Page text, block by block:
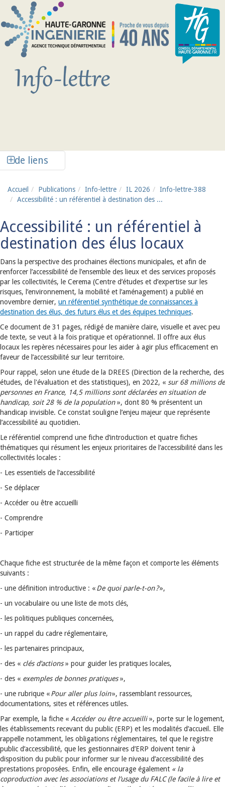
Aller au contenu principal
de liens
Accueil Publications Info-lettre IL 2026
Info-lettre-388
Accessibilité : un référentiel à destination des ...
Accessibilité : un référentiel à
destination des élus locaux
Dans la perspective des prochaines élections municipales, et afin de
renforcer l’accessibilité de l’ensemble des lieux et des services proposés
par les collectivités, le Cerema (Centre d’études et d’expertise sur les
risques, l’environnement, la mobilité et l’aménagement) a publié en
novembre dernier, un référentiel synthétique de connaissances à
destination des élus, des futurs élus et des équipes techniques.
Ce document de 31 pages, rédigé de manière claire, visuelle et avec peu
de texte, se veut à la fois pratique et opérationnel. Il offre aux élus
locaux les repères nécessaires pour les aider à agir plus efficacement en
faveur de l’accessibilité sur leur territoire.
Pour rappel, selon une étude de la DREES (Direction de la recherche, des
études, de l'évaluation et des statistiques), en 2022, « sur 68 millions de
personnes en France, 14,5 millions sont déclarées en situation de
handicap, soit 28 % de la population», dont 80 % présentent un
handicap invisible. Ce constat souligne l’enjeu majeur que représente
l’accessibilité au quotidien.
Le référentiel comprend une fiche d’introduction et quatre fiches
thématiques qui résument les enjeux prioritaires de l’accessibilité dans les
collectivités locales :
- Les essentiels de l’accessibilité
- Se déplacer
- Accéder ou être accueilli
- Comprendre
- Participer
Chaque fiche est structurée de la même façon et comporte les éléments
suivants :
- une définition introductive : «De quoi parle-t-on ?»,
- un vocabulaire ou une liste de mots clés,
- les politiques publiques concernées,
- un rappel du cadre réglementaire,
- les partenaires principaux,
- des « clés d’actions» pour guider les pratiques locales,
- des « exemples de bonnes pratiques»,
- une rubrique «Pour aller plus loin», rassemblant ressources,
documentations, sites et références utiles.
Par exemple, la fiche « Accéder ou être accueilli», porte sur le logement,
les établissements recevant du public (ERP) et les modalités d’accueil. Elle
rappelle notamment, les obligations réglementaires, tel que le registre
public d’accessibilité, que les gestionnaires d’ERP doivent tenir à
disposition du public pour informer sur le niveau d’accessibilité des
prestations proposées. Enfin, elle encourage également « la
coproduction avec les associations et l’usage du FALC (le facile à lire et